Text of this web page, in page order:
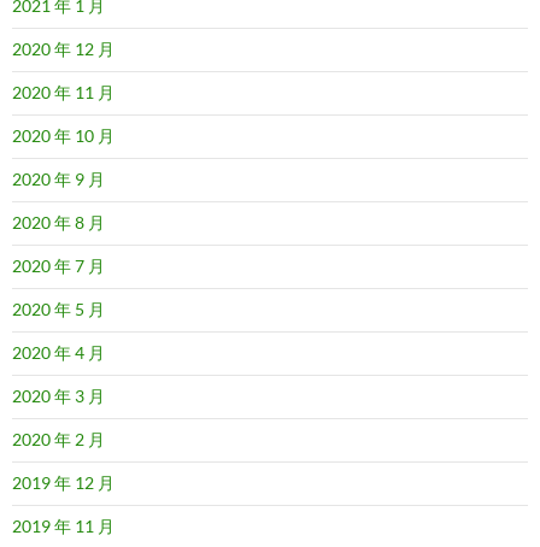
2021 年 1 月
2020 年 12 月
2020 年 11 月
2020 年 10 月
2020 年 9 月
2020 年 8 月
2020 年 7 月
2020 年 5 月
2020 年 4 月
2020 年 3 月
2020 年 2 月
2019 年 12 月
2019 年 11 月